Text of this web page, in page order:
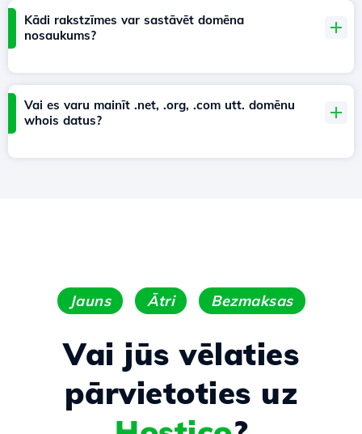
Kādi rakstzīmes var sastāvēt domēna
nosaukums?
Vai es varu mainīt .net, .org, .com utt. domēnu
whois datus?
Jauns Ātri Bezmaksas
Vai jūs vēlaties
pārvietoties uz